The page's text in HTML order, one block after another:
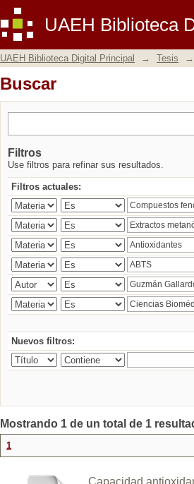
UAEH Biblioteca
Buscar
UAEH Biblioteca Digital Principal → Tesis →
Buscar
Filtros
Use filtros para refinar sus resultados.
Filtros actuales:
Nuevos filtros:
Mostrando 1 de un total de 1
1
Capacidad